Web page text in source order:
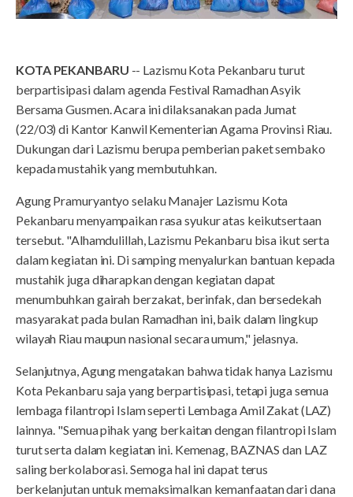
KOTA PEKANBARU -- Lazismu Kota Pekanbaru turut
berpartisipasi dalam agenda Festival Ramadhan Asyik
Bersama Gusmen. Acara ini dilaksanakan pada Jumat
(22/03) di Kantor Kanwil Kementerian Agama Provinsi Riau.
Dukungan dari Lazismu berupa pemberian paket sembako
kepada mustahik yang membutuhkan.
Agung Pramuryantyo selaku Manajer Lazismu Kota
Pekanbaru menyampaikan rasa syukur atas keikutsertaan
tersebut. "Alhamdulillah, Lazismu Pekanbaru bisa ikut serta
dalam kegiatan ini. Di samping menyalurkan bantuan kepada
mustahik juga diharapkan dengan kegiatan dapat
menumbuhkan gairah berzakat, berinfak, dan bersedekah
masyarakat pada bulan Ramadhan ini, baik dalam lingkup
wilayah Riau maupun nasional secara umum," jelasnya.
Selanjutnya, Agung mengatakan bahwa tidak hanya Lazismu
Kota Pekanbaru saja yang berpartisipasi, tetapi juga semua
lembaga filantropi Islam seperti Lembaga Amil Zakat (LAZ)
lainnya. "Semua pihak yang berkaitan dengan filantropi Islam
turut serta dalam kegiatan ini. Kemenag, BAZNAS dan LAZ
saling berkolaborasi. Semoga hal ini dapat terus
berkelanjutan untuk memaksimalkan kemanfaatan dari dana